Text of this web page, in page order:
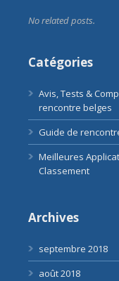
No related posts.
Catégories
Avis, Tests &
rencontre belges
Guide de
Meilleures
Classement
Archives
septembre 2018
août 2018